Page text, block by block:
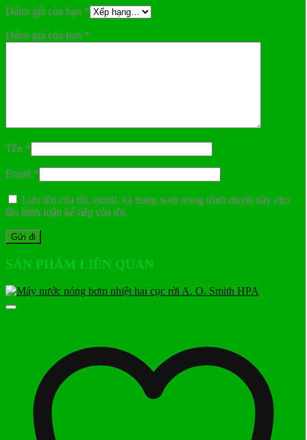
Đánh giá của bạn *
Đánh giá của bạn *
Tên *
Email *
Lưu tên của tôi, email, và trang web trong trình duyệt này cho
lần bình luận kế tiếp của tôi.
SẢN PHẨM LIÊN QUAN